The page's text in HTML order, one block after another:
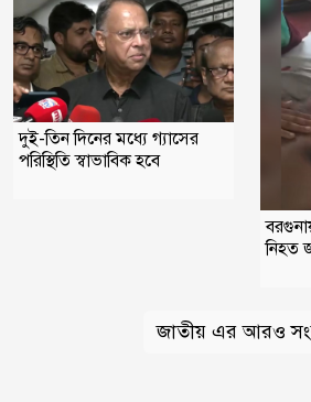
দুই-তিন দিনের মধ্যে গ্যাসের
পরিস্থিতি স্বাভাবিক হবে
নিহত
জাতীয় এর আরও